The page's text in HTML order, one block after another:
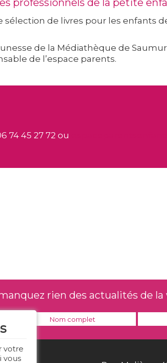
professionnels de la petite
de livres pour les enfants
de la Médiathèque de
de l’espace parents.
74 45 27 72 ou
votre
vous
rien des actualités de